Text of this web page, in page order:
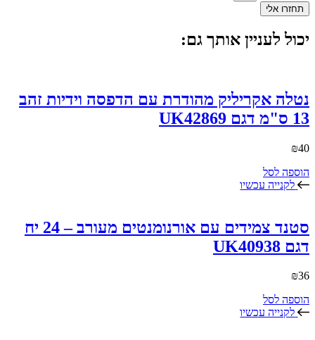
תחזרו אלי
יכול לעניין אותך גם:
נטלה אקריליק מהודרת עם הדפסה וידיות זהב
13 ס"מ דגם UK42869
₪40
הוספה לסל
לקנייה עכשיו
סטנד צמידים עם אורנומנטים מעורב – 24 יח
דגם UK40938
₪36
הוספה לסל
לקנייה עכשיו